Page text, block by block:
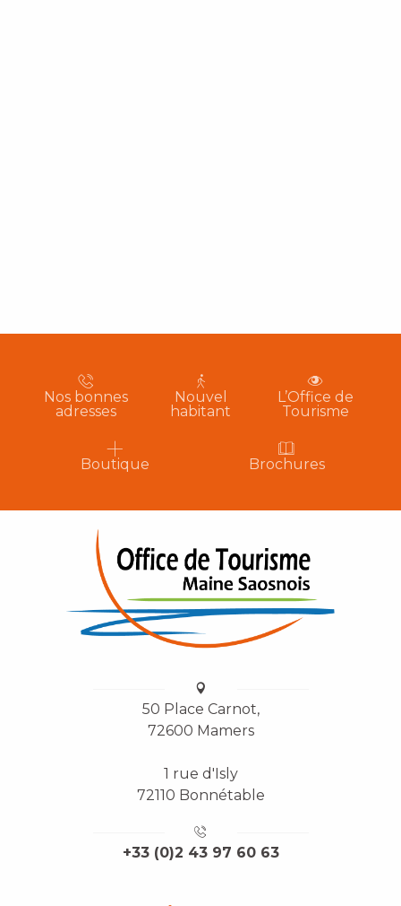
Nos bonnes
adresses
Nouvel
habitant
L’Office de
Tourisme
Boutique Brochures
50 Place Carnot,
72600 Mamers
1 rue d'Isly
72110 Bonnétable
+33 (0)2 43 97 60 63